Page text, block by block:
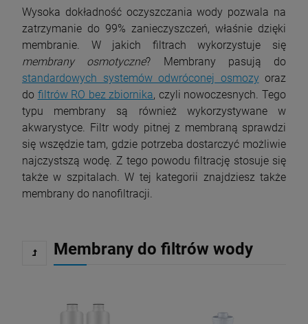
Wysoka dokładność oczyszczania wody pozwala na
zatrzymanie do 99% zanieczyszczeń, właśnie dzięki
membranie. W jakich filtrach wykorzystuje się
membrany osmotyczne? Membrany pasują do
standardowych systemów odwróconej osmozyoraz
do filtrów RO bez zbiornika, czyli nowoczesnych. Tego
typu membrany są również wykorzystywane w
akwarystyce. Filtr wody pitnej z membraną sprawdzi
się wszędzie tam, gdzie potrzeba dostarczyć możliwie
najczystszą wodę. Z tego powodu filtrację stosuje się
także w szpitalach. W tej kategorii znajdziesz także
membrany do nanofiltracji.
Membrany do filtrów wody